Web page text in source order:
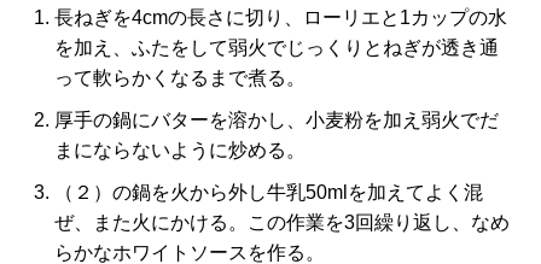
長ねぎを4cmの長さに切り、ローリエと1カップの水
を加え、ふたをして弱火でじっくりとねぎが透き通
って軟らかくなるまで煮る。
厚手の鍋にバターを溶かし、小麦粉を加え弱火でだ
まにならないように炒める。
（２）の鍋を火から外し牛乳50mlを加えてよく混
ぜ、また火にかける。この作業を3回繰り返し、なめ
らかなホワイトソースを作る。